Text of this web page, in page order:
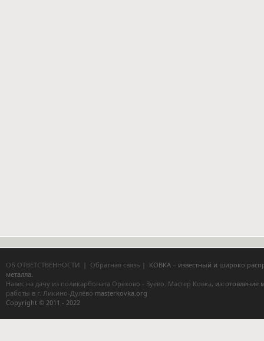
ОБ ОТВЕТСТВЕННОСТИ | Обратная связь | КОВКА – известный и широко
металла.
Навес на дачу из поликарбоната Орехово - Зуево. Мастер Ковка, изготовление
работы в г. Ликино-Дулёво masterkovka.org
Copyright © 2011 - 2022